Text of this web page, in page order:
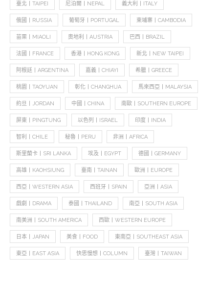
臺北丨TAIPEI 尼泊爾丨NEPAL 義大利丨ITALY
俄國丨RUSSIA 葡萄牙丨PORTUGAL 柬埔寨丨CAMBODIA
苗栗丨MIAOLI 奧地利丨AUSTRIA 巴西丨BRAZIL
法國丨FRANCE 香港丨HONG KONG 新北丨NEW TAIPEI
阿根廷丨ARGENTINA 嘉義丨CHIAYI 希臘丨GREECE
桃園丨TAOYUAN 彰化丨CHANGHUA 馬來西亞丨MALAYSIA
約旦丨JORDAN 中國丨CHINA 南歐丨SOUTHERN EUROPE
屏東丨PINGTUNG 以色列丨ISRAEL 印度丨INDIA
智利丨CHILE 秘魯丨PERU 非洲丨AFRICA
斯里蘭卡丨SRI LANKA 埃及丨EGYPT 德國丨GERMANY
高雄丨KAOHSIUNG 臺南丨TAINAN 歐洲丨EUROPE
西亞丨WESTERN ASIA 西班牙丨SPAIN 亞洲丨ASIA
戲劇丨DRAMA 泰國丨THAILAND 南亞丨SOUTH ASIA
南美洲丨SOUTH AMERICA 西歐丨WESTERN EUROPE
日本丨JAPAN 美食丨FOOD 東南亞丨SOUTHEAST ASIA
東亞丨EAST ASIA 快思慢想丨COLUMN 臺灣丨TAIWAN